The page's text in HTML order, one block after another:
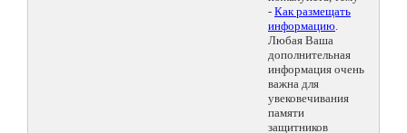
- Как размещать
информацию.
Любая Ваша
дополнительная
информация очень
важна для
увековечивания
памяти
защитников